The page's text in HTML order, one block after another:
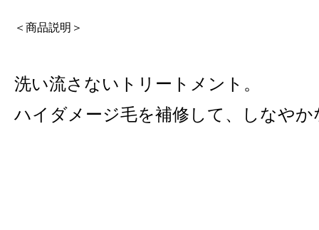
＜商品説明＞
洗い流さないトリートメント。
ハイダメージ毛を補修して、しなやか